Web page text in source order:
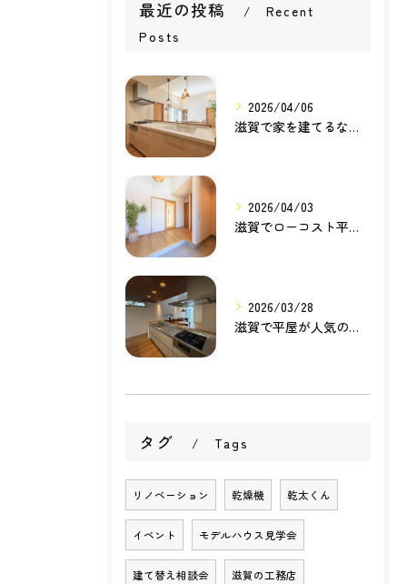
最近の投稿
Recent
Posts
2026/04/06
滋賀で家を建てるなら知っておきたい住宅ローンの基本｜無理のない家づくりの考え方
2026/04/03
滋賀でローコスト平屋を建てるなら？無理のない価格で理想の暮らしを叶える家づくり
2026/03/28
滋賀で平屋が人気の理由とは？暮らしやすさ・家事動線・将来性から考える家づくり
タグ Tags
リノベーション 乾燥機 乾太くん
イベント モデルハウス見学会
建て替え相談会 滋賀の工務店